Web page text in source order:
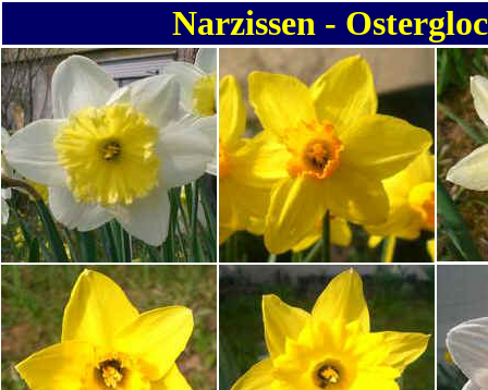
Narzissen -